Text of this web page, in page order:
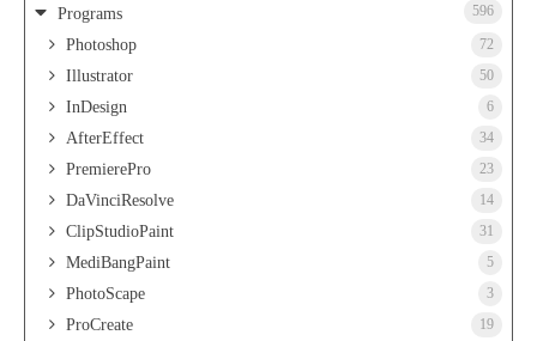
Programs 596
Photoshop 72
Illustrator 50
InDesign 6
AfterEffect 34
PremierePro 23
DaVinciResolve 14
ClipStudioPaint 31
MediBangPaint 5
PhotoScape 3
ProCreate 19